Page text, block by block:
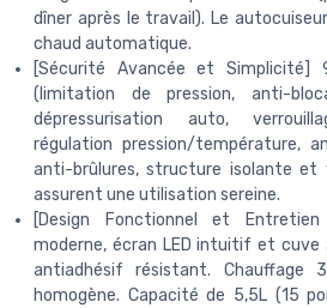
dîner après le travail). Le
chaud automatique.
[Sécurité Avancée et Simplicité]
(limitation de pression, anti-
dépressurisation auto,
régulation pression/température,
anti-brûlures, structure isolante et
assurent une utilisation sereine.
[Design Fonctionnel et
moderne, écran LED intuitif et
antiadhésif résistant. Chauffage
homogène. Capacité de 5,5L (15